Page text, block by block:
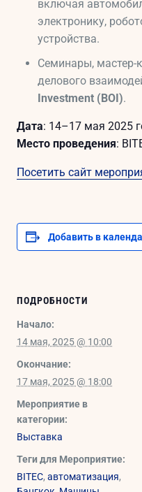
включая
электронику,
устройства.
Семинары,
делового
Investment (BOI).
Дата: 14–17 мая 2025
Место проведения:
Посетить сайт
Добавить в
ПОДРОБНОСТИ
Начало:
14 мая, 2025 @ 10:00
Окончание:
17 мая, 2025 @ 18:00
Мероприятие в
категории:
Выставка
Теги для Мероприятие:
BITEC,автоматизация,